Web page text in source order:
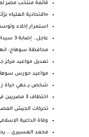
قائمة منتخب مصر
«الاتحادية
استمرار إخلاء
عاجل.. إصابة 3 سيدات في حادث تصادم سيارة وتوك توك ...
محافظة سوهاج:
تعديل مواعيد مركز
مواعيد حورس سوهاج الخميس 5/6/
شخص يـ ـنهي حياة
اختطاف 3 مصريين في مالي.. ومطلوب فدية 5 ملايين دولار
تحركات الجيش
وفاة الداعية
محمد العسيرى ..